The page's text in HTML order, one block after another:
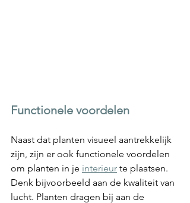
Functionele voordelen
Naast dat planten visueel aantrekkelijk
zijn, zijn er ook functionele voordelen
om planten in je interieur te plaatsen.
Denk bijvoorbeeld aan de kwaliteit van
lucht. Planten dragen bij aan de